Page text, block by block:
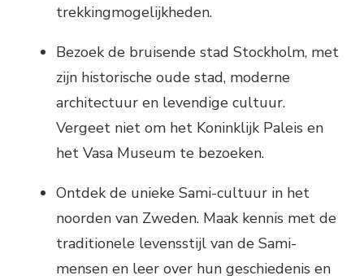
trekkingmogelijkheden.
Bezoek de bruisende stad Stockholm, met
zijn historische oude stad, moderne
architectuur en levendige cultuur.
Vergeet niet om het Koninklijk Paleis en
het Vasa Museum te bezoeken.
Ontdek de unieke Sami-cultuur in het
noorden van Zweden. Maak kennis met de
traditionele levensstijl van de Sami-
mensen en leer over hun geschiedenis en